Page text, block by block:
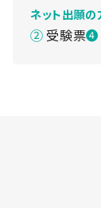
ネット出願の
受験票